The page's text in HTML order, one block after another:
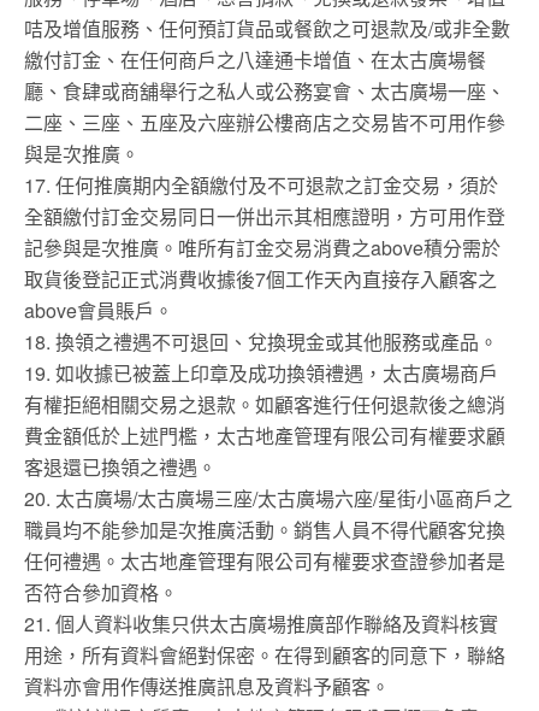
咭及增值服務、任何預訂貨品或餐飲之可退款及/或非全數
繳付訂金、在任何商戶之八達通卡增值、在太古廣場餐
廳、食肆或商舖舉行之私人或公務宴會、太古廣場一座、
二座、三座、五座及六座辦公樓商店之交易皆不可用作參
與是次推廣。
17. 任何推廣期内全額繳付及不可退款之訂金交易，須於
全額繳付訂金交易同日一併出示其相應證明，方可用作登
記參與是次推廣。唯所有訂金交易消費之above積分需於
取貨後登記正式消費收據後7個工作天內直接存入顧客之
above會員賬戶。
18. 換領之禮遇不可退回、兌換現金或其他服務或產品。
19. 如收據已被蓋上印章及成功換領禮遇，太古廣場商戶
有權拒絕相關交易之退款。如顧客進行任何退款後之總消
費金額低於上述門檻，太古地產管理有限公司有權要求顧
客退還已換領之禮遇。
20. 太古廣場/太古廣場三座/太古廣場六座/星街小區商戶之
職員均不能參加是次推廣活動。銷售人員不得代顧客兌換
任何禮遇。太古地產管理有限公司有權要求查證參加者是
否符合參加資格。
21. 個人資料收集只供太古廣場推廣部作聯絡及資料核實
用途，所有資料會絕對保密。在得到顧客的同意下，聯絡
資料亦會用作傳送推廣訊息及資料予顧客。